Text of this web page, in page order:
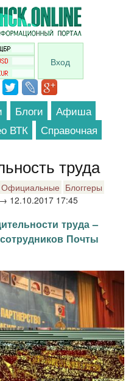
Вход
Блоги
Афиша
ВТК Справочная
труда
Официальные Блоггеры
→ 12.10.2017 17:45
труда –
Почты